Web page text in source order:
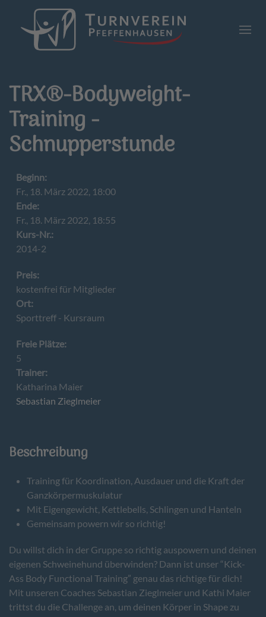
Zum Hauptinhalt springen
TRX®-Bodyweight-
Training -
Schnupperstunde
Beginn:
Fr., 18. März 2022, 18:00
Ende:
Fr., 18. März 2022, 18:55
Kurs-Nr.:
2014-2
Preis:
kostenfrei für Mitglieder
Ort:
Sporttreff - Kursraum
Freie Plätze:
5
Trainer:
Katharina Maier
Sebastian Zieglmeier
Beschreibung
Training für Koordination, Ausdauer und die Kraft der
Ganzkörpermuskulatur
Mit Eigengewicht, Kettlebells, Schlingen und Hanteln
Gemeinsam powern wir so richtig!
Du willst dich in der Gruppe so richtig auspowern und deinen
eigenen Schweinehund überwinden? Dann ist unser “Kick-
Ass Body Functional Training” genau das richtige für dich!
Mit unseren Coaches Sebastian Zieglmeier und Kathi Maier
trittst du die Challenge an, um deinen Körper in Shape zu